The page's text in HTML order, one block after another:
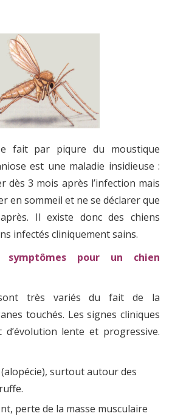
fait par piqure du moustique
est une maladie insidieuse :
dès 3 mois après l’infection mais
en sommeil et ne se déclarer que
Il existe donc des chiens
infectés cliniquement sains.
pour un chien
sont très variés du fait de la
touchés. Les signes cliniques
lente et progressive.
surtout autour des
perte de la masse musculaire